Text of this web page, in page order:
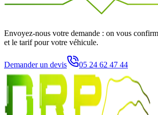
Envoyez-nous votre demande : on vous
et le tarif pour votre véhicule.
Demander un devis 05 24 62 47 44